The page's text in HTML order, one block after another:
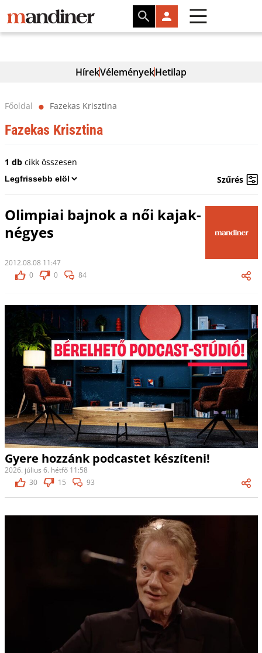
HírekVéleményekHetilap
Főoldal ⬤ Fazekas Krisztina
Fazekas Krisztina
1 dbcikk összesen
Szűrés
Olimpiai bajnok a női kajak-
négyes
2012.08.08 11:47
0
0 84
Gyere hozzánk podcastet készíteni!
2026. július 6. hétfő 11:58
30
15 93